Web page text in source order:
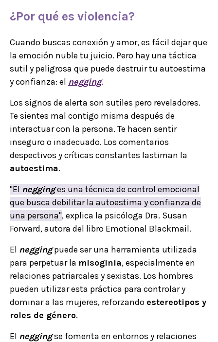
¿Por qué es violencia?
Cuando buscas conexión y amor, es fácil dejar que
la emoción nuble tu juicio. Pero hay una táctica
sutil y peligrosa que puede destruir tu autoestima
y confianza: el negging.
Los signos de alerta son sutiles pero reveladores.
Te sientes mal contigo misma después de
interactuar con la persona. Te hacen sentir
inseguro o inadecuado. Los comentarios
despectivos y críticas constantes lastiman la
autoestima.
"El negginges una técnica de control emocional
que busca debilitar la autoestima y confianza de
una persona", explica la psicóloga Dra. Susan
Forward, autora del libro Emotional Blackmail.
El neggingpuede ser una herramienta utilizada
para perpetuar la misoginia, especialmente en
relaciones patriarcales y sexistas. Los hombres
pueden utilizar esta práctica para controlar y
dominar a las mujeres, reforzando estereotipos y
roles de género.
El neggingse fomenta en entornos y relaciones